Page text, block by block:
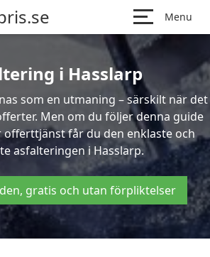
Menu
i Hasslarp
som en utmaning – särskilt när det
Men om du följer denna guide
offerttjänst får du den enklaste och
asfalteringen i Hasslarp.
gratis och utan förpliktelser